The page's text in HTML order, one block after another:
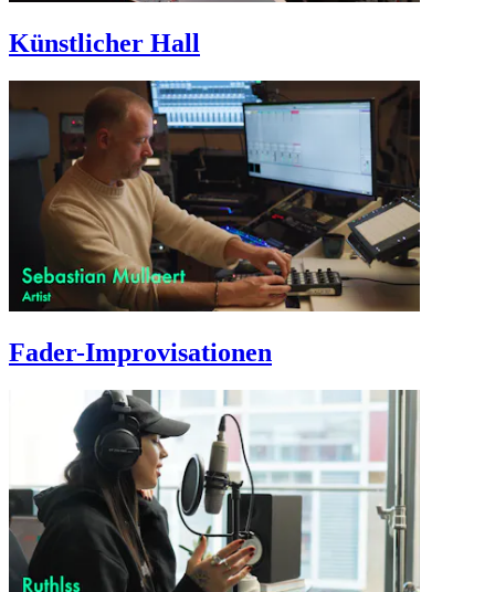
Künstlicher Hall
Fader-Improvisationen